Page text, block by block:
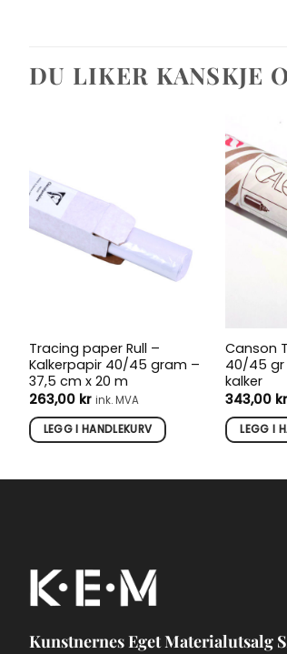
DU LIKER KANSKJE
Tracing paper Rull –
Kalkerpapir 40/45 gram –
37,5 cm x 20 m
263,00 kr ink. MVA
LEGG I HANDLEKURV
Canson
40/45 gr
kalker
343,00 kr
LEGG I
Kunstnernes Eget Materialutsalg